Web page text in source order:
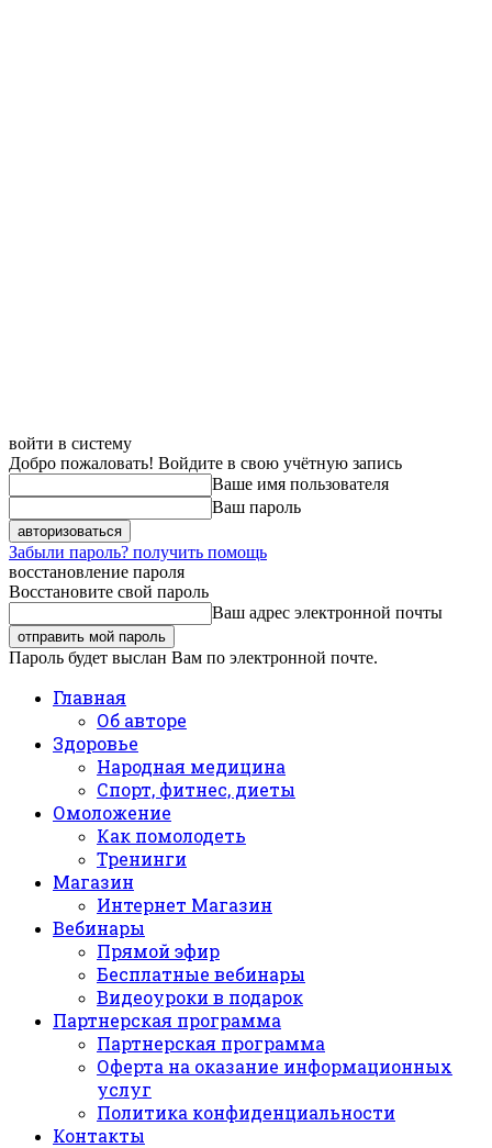
войти в систему
Добро пожаловать! Войдите в свою учётную запись
Ваше имя пользователя
Ваш пароль
Забыли пароль? получить помощь
восстановление пароля
Восстановите свой пароль
Ваш адрес электронной почты
Пароль будет выслан Вам по электронной почте.
Главная
Об авторе
Здоровье
Народная медицина
Спорт, фитнес, диеты
Омоложение
Как помолодеть
Тренинги
Магазин
Интернет Магазин
Вебинары
Прямой эфир
Бесплатные вебинары
Видеоуроки в подарок
Партнерская программа
Партнерская программа
Оферта на оказание информационных
услуг
Политика конфиденциальности
Контакты